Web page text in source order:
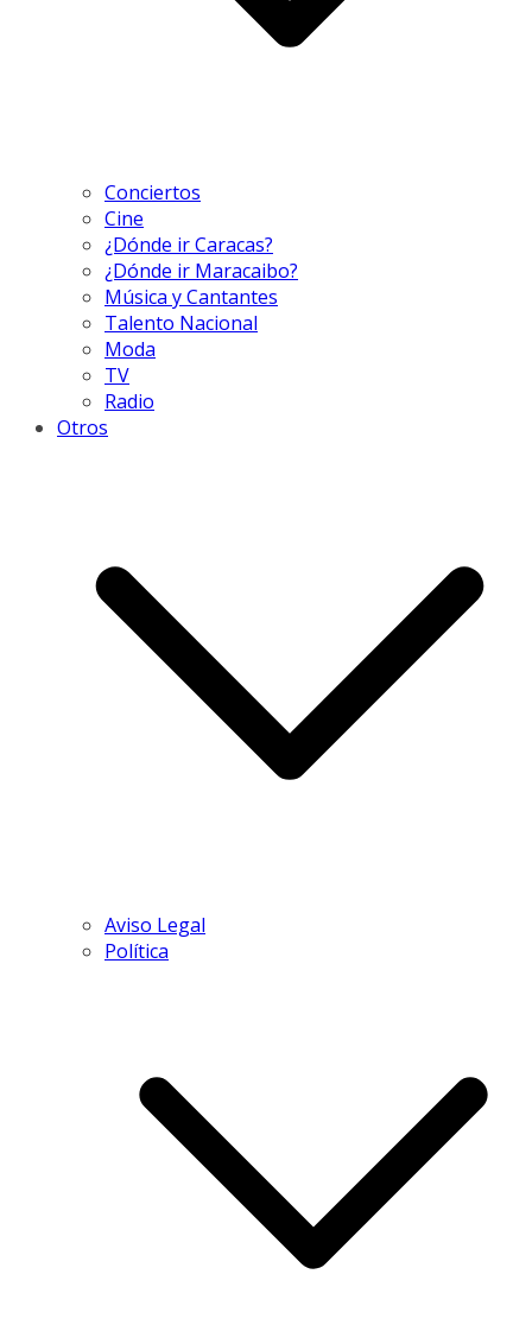
Conciertos
Cine
¿Dónde ir Caracas?
¿Dónde ir Maracaibo?
Música y Cantantes
Talento Nacional
Moda
TV
Radio
Otros
Aviso Legal
Política